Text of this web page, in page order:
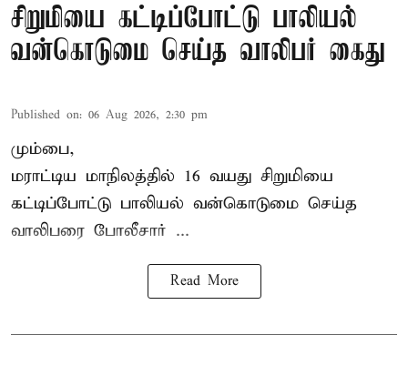
சிறுமியை கட்டிப்போட்டு பாலியல்
வன்கொடுமை செய்த வாலிபர் கைது
Published on: 06 Aug 2026, 2:30 pm
மும்பை,
மராட்டிய மாநிலத்தில் 16 வயது சிறுமியை
கட்டிப்போட்டு பாலியல் வன்கொடுமை செய்த
வாலிபரை போலீசார் ...
Read More